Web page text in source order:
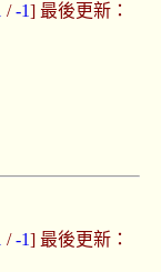
/-1] 最後更新：
/-1] 最後更新：